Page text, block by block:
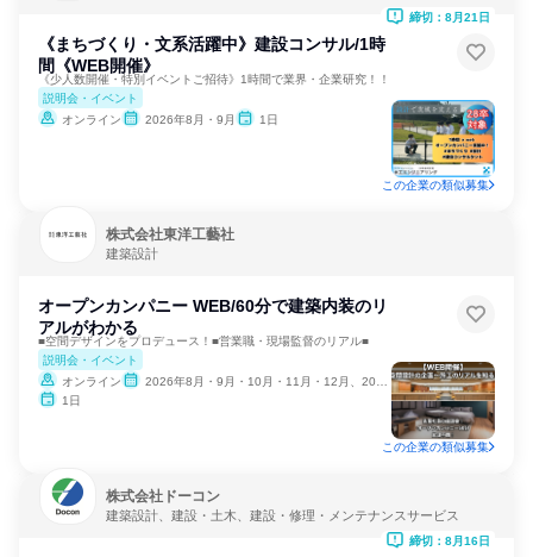
《まちづくり・文系活躍中》建設コンサル/1時
間《WEB開催》
《少人数開催・特別イベントご招待》1時間で業界・企業研究！！
説明会・イベント
オンライン
2026年8月・9月 1日
締切：8月21日
この企業の類似募集
株式会社東洋工藝社
建築設計
オープンカンパニー WEB/60分で建築内装のリ
アルがわかる
■空間デザインをプロデュース！■営業職・現場監督のリアル■
説明会・イベント
オンライン
2026年8月・9月・10月・11月・12月、2027年1月
1日
この企業の類似募集
株式会社ドーコン
建築設計、建設・土木、建設・修理・メンテナンスサービス
締切：8月16日